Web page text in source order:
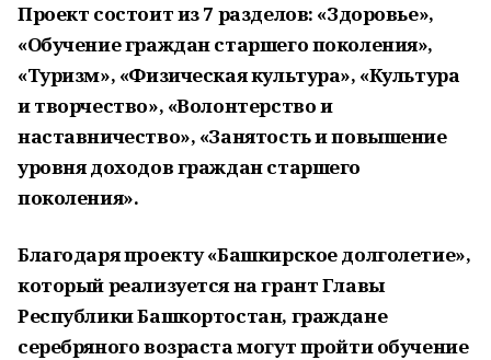
Проект состоит из 7 разделов: «Здоровье»,
«Обучение граждан старшего поколения»,
«Туризм», «Физическая культура», «Культура
и творчество», «Волонтерство и
наставничество», «Занятость и повышение
уровня доходов граждан старшего
поколения».
Благодаря проекту «Башкирское долголетие»,
который реализуется на грант Главы
Республики Башкортостан, граждане
серебряного возраста могут пройти обучение